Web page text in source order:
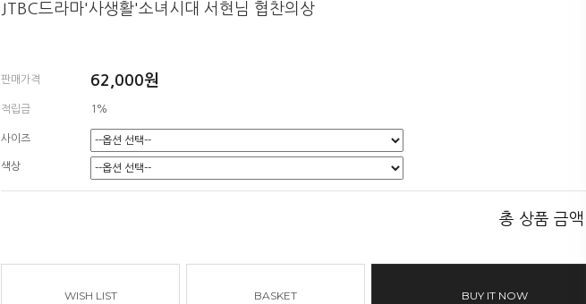
JTBC드라마'사생활'소녀시대 서현님 협찬의상
판매가격 62,000원
적립금 1%
사이즈
색상
총 상품 금액
WISH LIST BASKET BUY IT NOW